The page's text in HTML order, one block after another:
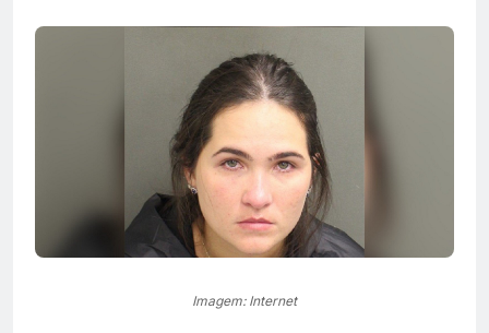
Imagem: Internet